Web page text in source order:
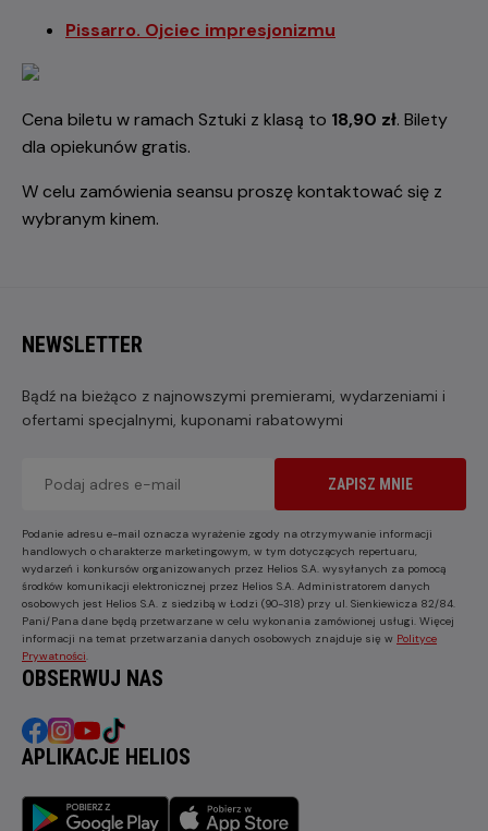
Pissarro. Ojciec impresjonizmu
Cena biletu w ramach Sztuki z klasą to 18,90 zł. Bilety
dla opiekunów gratis.
W celu zamówienia seansu proszę kontaktować się z
wybranym kinem.
NEWSLETTER
Bądź na bieżąco z najnowszymi premierami, wydarzeniami i
ofertami specjalnymi, kuponami rabatowymi
ZAPISZ MNIE
Podanie adresu e-mail oznacza wyrażenie zgody na otrzymywanie informacji
handlowych o charakterze marketingowym, w tym dotyczących repertuaru,
wydarzeń i konkursów organizowanych przez Helios S.A. wysyłanych za pomocą
środków komunikacji elektronicznej przez Helios S.A. Administratorem danych
osobowych jest Helios S.A. z siedzibą w Łodzi (90-318) przy ul. Sienkiewicza 82/84.
Pani/Pana dane będą przetwarzane w celu wykonania zamówionej usługi. Więcej
informacji na temat przetwarzania danych osobowych znajduje się w Polityce
Prywatności.
OBSERWUJ NAS
APLIKACJE HELIOS